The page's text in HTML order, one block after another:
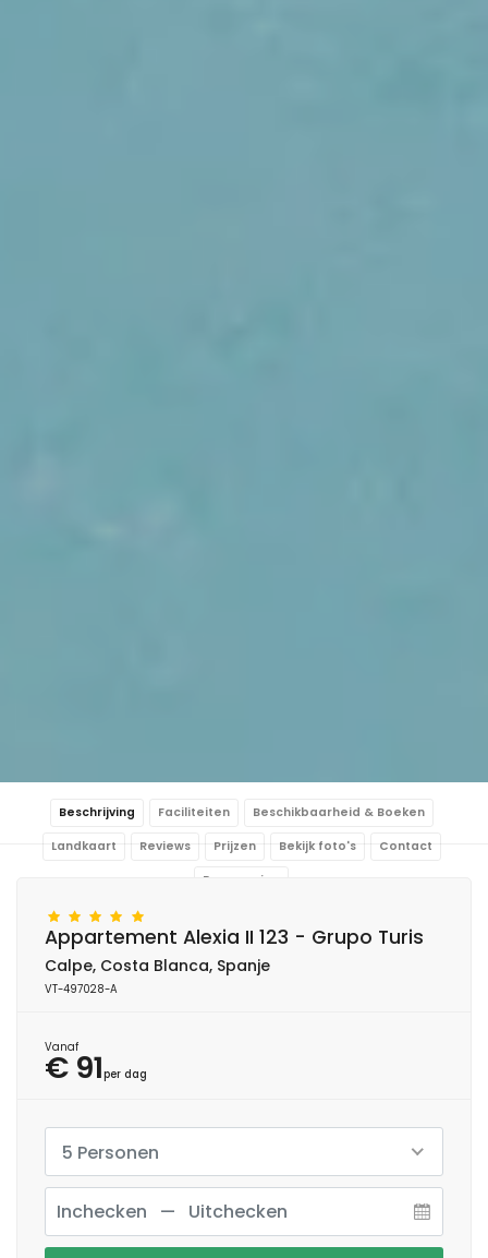
Beschrijving Faciliteiten Beschikbaarheid & Boeken
Landkaart Reviews Prijzen Bekijk foto's Contact
Reservering
Appartement Alexia II 123 - Grupo Turis
Calpe, Costa Blanca, Spanje
VT-497028-A
Vanaf
€ 91per dag
5 Personen